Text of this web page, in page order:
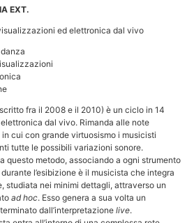
EXT.
ed elettronica dal vivo
fra il 2008 e il 2010) è un ciclo in 14
dal vivo. Rimanda alle note
in cui con grande virtuosismo i musicisti
tutte le possibili variazioni sonore.
questo metodo, associando a ogni strumento
l’esibizione è il musicista che integra
studiata nei minimi dettagli, attraverso un
ad hoc. Esso genera a sua volta un
dall’interpretazione live.